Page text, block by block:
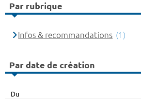
Par rubrique
Infos & recommandations (1)
Par date de création
Du